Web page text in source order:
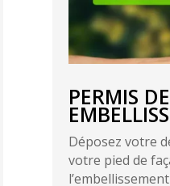
PERMIS
Déposez votre
votre pied de